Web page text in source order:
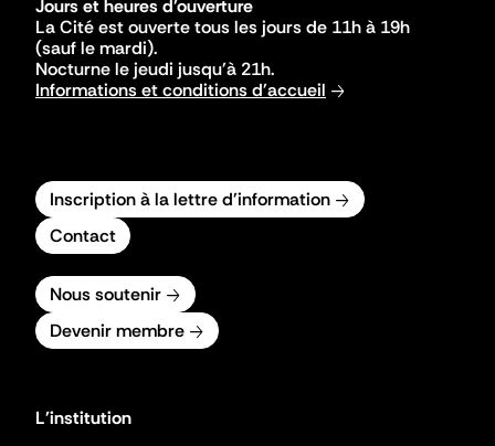
Jours et heures d'ouverture
La Cité est ouverte tous les jours de 11h à 19h
(sauf le mardi).
Nocturne le jeudi jusqu'à 21h.
Informations et conditions d'accueil
Inscription à la lettre d'information
Contact
Nous soutenir
Devenir membre
L'institution